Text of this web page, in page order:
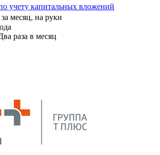
учету капитальных вложений
за месяц, на руки
раза в месяц